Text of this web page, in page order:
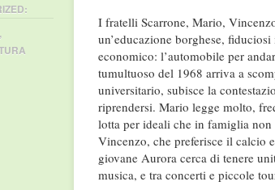
I fratelli Scarrone, Mario,
un’educazione borghese,
economico: l’automobile per
tumultuoso del 1968 arriva a
universitario, subisce la
riprendersi. Mario legge molto,
lotta per ideali che in famiglia
Vincenzo, che preferisce il calcio
giovane Aurora cerca di tenere
musica, e tra concerti e piccole